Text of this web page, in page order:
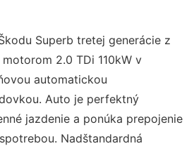
Superb tretej generácie z
2.0 TDi 110kW v
automatickou
Auto je perfektný
jazdenie a ponúka prepojenie
Nadštandardná